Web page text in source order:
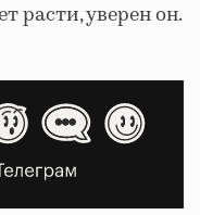
расти, уверен он.